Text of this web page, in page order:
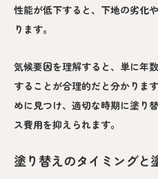
性能が低下すると、下地の劣化
ります。
気候要因を理解すると、単に年
することが合理的だと分かりま
めに見つけ、適切な時期に塗り
ス費用を抑えられます。
塗り替えのタイミングと